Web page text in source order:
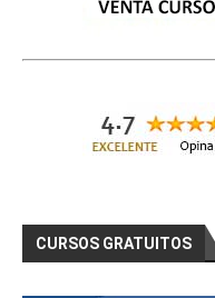
CURSOS GRATUITOS